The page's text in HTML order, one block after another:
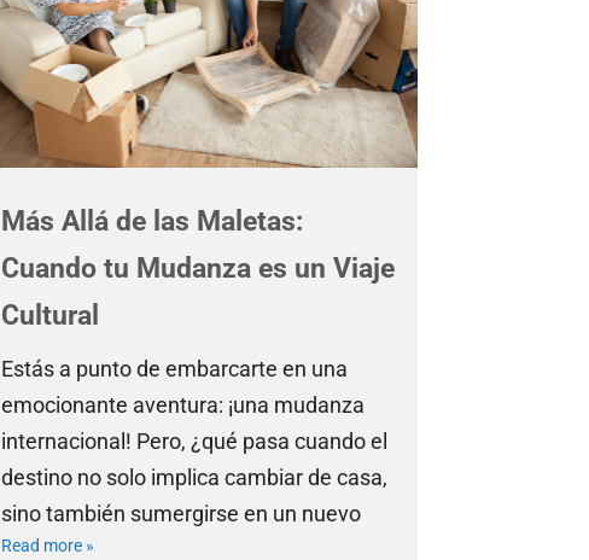
Más Allá de las Maletas:
Cuando tu Mudanza es un Viaje
Cultural
Estás a punto de embarcarte en una
emocionante aventura: ¡una mudanza
internacional! Pero, ¿qué pasa cuando el
destino no solo implica cambiar de casa,
sino también sumergirse en un nuevo
Read more »